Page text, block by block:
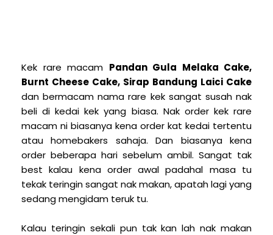
Kek rare macam Pandan Gula Melaka Cake,
Burnt Cheese Cake, Sirap Bandung Laici Cake
dan bermacam nama rare kek sangat susah nak
beli di kedai kek yang biasa. Nak order kek rare
macam ni biasanya kena order kat kedai tertentu
atau homebakers sahaja. Dan biasanya kena
order beberapa hari sebelum ambil. Sangat tak
best kalau kena order awal padahal masa tu
tekak teringin sangat nak makan, apatah lagi yang
sedang mengidam teruk tu.
Kalau teringin sekali pun tak kan lah nak makan